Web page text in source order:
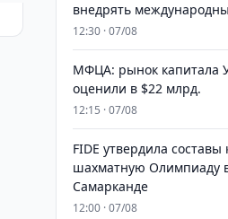
внедрять
12:30 · 07/08
МФЦА: рынок капитала
оценили в $22 млрд.
12:15 · 07/08
FIDE утвердила
шахматную Олимпиаду
Самарканде
12:00 · 07/08